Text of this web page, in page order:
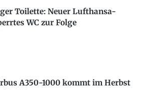
Toilette: Neuer Lufthansa-
WC zur Folge
A350-1000 kommt im Herbst